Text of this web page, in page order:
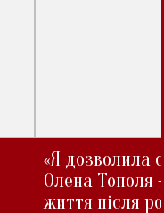
«Я дозволила
Олена Тополя
життя після